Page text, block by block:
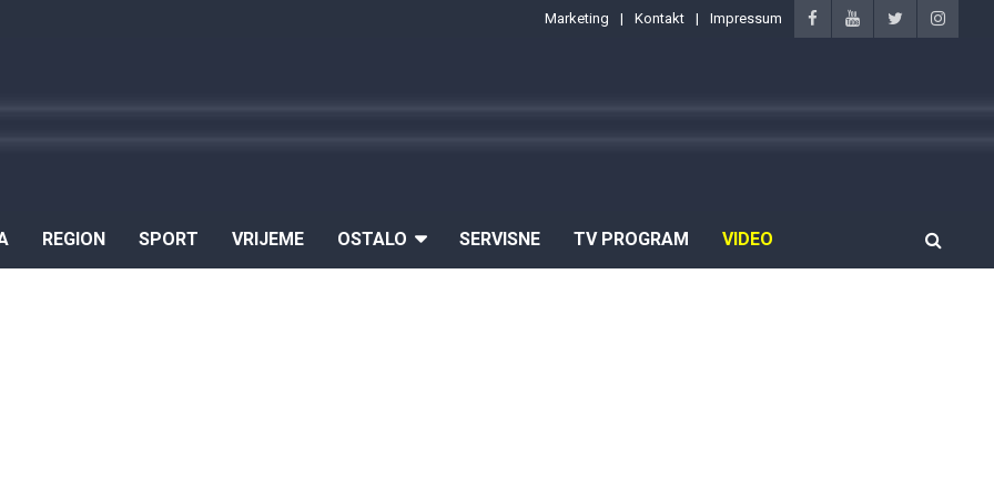
Marketing Kontakt Impressum
REGION SPORT VRIJEME OSTALO SERVISNE TV PROGRAM VIDEO